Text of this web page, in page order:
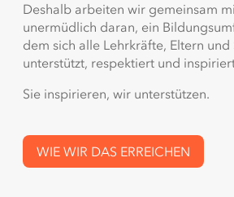
Deshalb arbeiten wir gemeinsam
unermüdlich daran, ein
dem sich alle Lehrkräfte, Eltern und
unterstützt, respektiert und
Sie inspirieren, wir unterstützen.
WIE WIR DAS ERREICHEN